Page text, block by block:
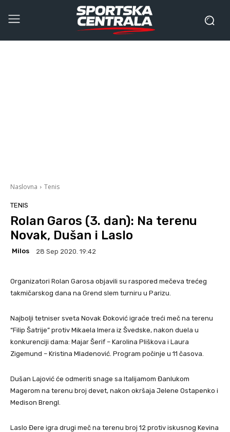
Naslovna Tenis
TENIS
Rolan Garos (3. dan): Na terenu
Novak, Dušan i Laslo
Milos 28 Sep 2020. 19:42
Organizatori Rolan Garosa objavili su raspored mečeva trećeg
takmičarskog dana na Grend slem turniru u Parizu.
Najbolji tetniser sveta Novak Đoković igraće treći meč na terenu
“Filip Šatrije” protiv Mikaela Imera iz Švedske, nakon duela u
konkurenciji dama: Majar Šerif – Karolina Pliškova i Laura
Zigemund – Kristina Mladenović. Program počinje u 11 časova.
Dušan Lajović će odmeriti snage sa Italijamom Đanlukom
Magerom na terenu broj devet, nakon okršaja Jelene Ostapenko i
Medison Brengl.
Laslo Đere igra drugi meč na terenu broj 12 protiv iskusnog Kevina